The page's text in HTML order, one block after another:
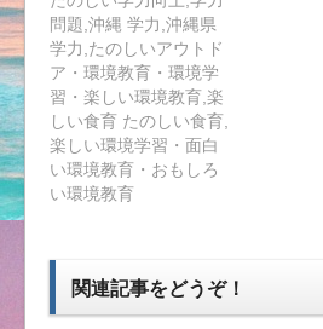
問題,沖縄 学力,沖縄県
学力,たのしいアウトド
ア・環境教育・環境学
習・楽しい環境教育,楽
しい食育 たのしい食育,
楽しい環境学習・面白
い環境教育・おもしろ
い環境教育
関連記事をどうぞ！